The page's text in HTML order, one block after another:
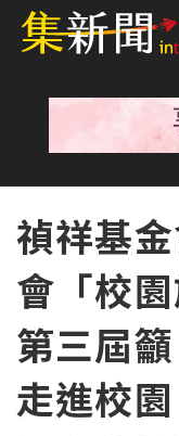
禎祥基
會「校
第三屆籲
走進校